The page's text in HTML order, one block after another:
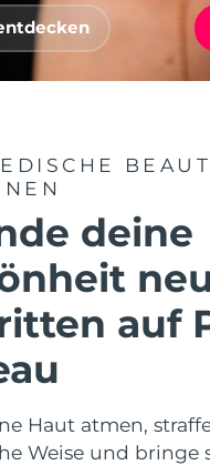
deine
auf
Haut atmen,
Weise und bringe
For healthy hair
18% PAP